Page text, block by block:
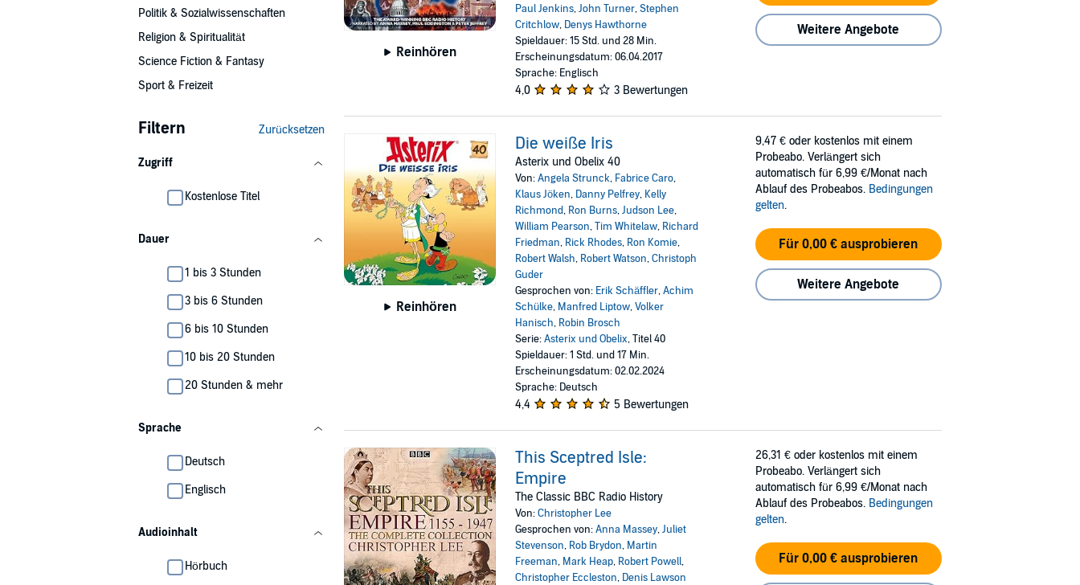
Politik & Sozialwissenschaften
Religion & Spiritualität
Science Fiction & Fantasy
Sport & Freizeit
Filtern Zurücksetzen
Zugriff
Kostenlose Titel
Dauer
1 bis 3 Stunden
3 bis 6 Stunden
6 bis 10 Stunden
10 bis 20 Stunden
20 Stunden & mehr
Sprache
Deutsch
Englisch
Audioinhalt
Hörbuch
Reinhören
Paul Jenkins,John Turner,Stephen
Critchlow, Denys Hawthorne
Spieldauer: 15 Std. und 28 Min.
Erscheinungsdatum: 06.04.2017
Sprache: Englisch
4,0 3 Bewertungen
Weitere Angebote
Reinhören
Die weiße Iris
Asterix und Obelix 40
Von:Angela Strunck, Fabrice Caro,
Klaus Jöken, Danny Pelfrey, Kelly
Richmond, Ron Burns,Judson Lee,
William Pearson,Tim Whitelaw, Richard
Friedman, Rick Rhodes, Ron Komie,
Robert Walsh, Robert Watson,Christoph
Guder
Gesprochen von: Erik Schäffler,Achim
Schülke, Manfred Liptow,Volker
Hanisch, Robin Brosch
Serie:Asterix und Obelix, Titel 40
Spieldauer: 1 Std. und 17 Min.
Erscheinungsdatum: 02.02.2024
Sprache: Deutsch
4,4 5 Bewertungen
9,47 € oder kostenlos mit einem
Probeabo. Verlängert sich
automatisch für 6,99 €/Monat nach
Ablauf des Probeabos. Bedingungen
gelten.
Für 0,00 € ausprobieren
Weitere Angebote
This Sceptred Isle:
Empire
The Classic BBC Radio History
Von:Christopher Lee
Gesprochen von:Anna Massey,Juliet
Stevenson, Rob Brydon, Martin
Freeman, Mark Heap, Robert Powell,
Christopher Eccleston, Denis Lawson
26,31 € oder kostenlos mit einem
Probeabo. Verlängert sich
automatisch für 6,99 €/Monat nach
Ablauf des Probeabos. Bedingungen
gelten.
Für 0,00 € ausprobieren